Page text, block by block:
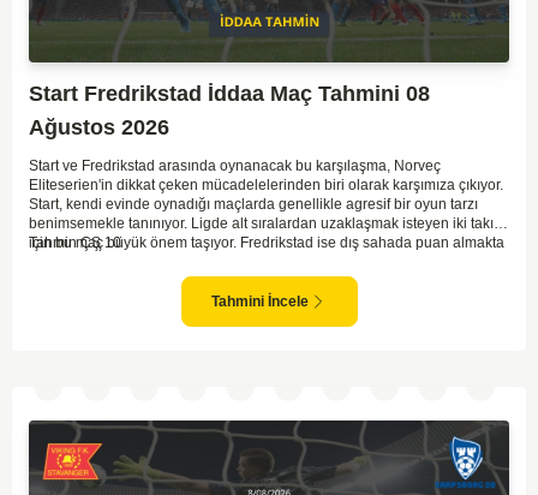
Start Fredrikstad İddaa Maç Tahmini 08
Ağustos 2026
Start ve Fredrikstad arasında oynanacak bu karşılaşma, Norveç
Eliteserien'in dikkat çeken mücadelelerinden biri olarak karşımıza çıkıyor.
Start, kendi evinde oynadığı maçlarda genellikle agresif bir oyun tarzı
benimsemekle tanınıyor. Ligde alt sıralardan uzaklaşmak isteyen iki takım
için bu maç büyük önem taşıyor. Fredrikstad ise dış sahada puan almakta
mücadelede zorluk çıkartabilir. Maçın temposunun yüksek olacağını ve
her iki takımın da sonuca gitmeye odaklanacağını düşünüyorum.
Tahmin ÇŞ 10
Tahmini İncele